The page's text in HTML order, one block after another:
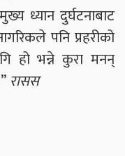
ध्यान दुर्घटनाबाट
पनि प्रहरीको
हो भन्ने कुरा मनन्
रासस